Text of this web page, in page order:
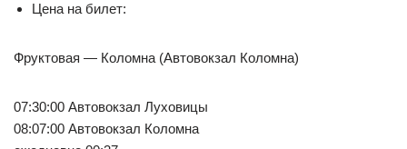
Цена на билет:
Фруктовая — Коломна (Автовокзал Коломна)
07:30:00 Автовокзал Луховицы
08:07:00 Автовокзал Коломна